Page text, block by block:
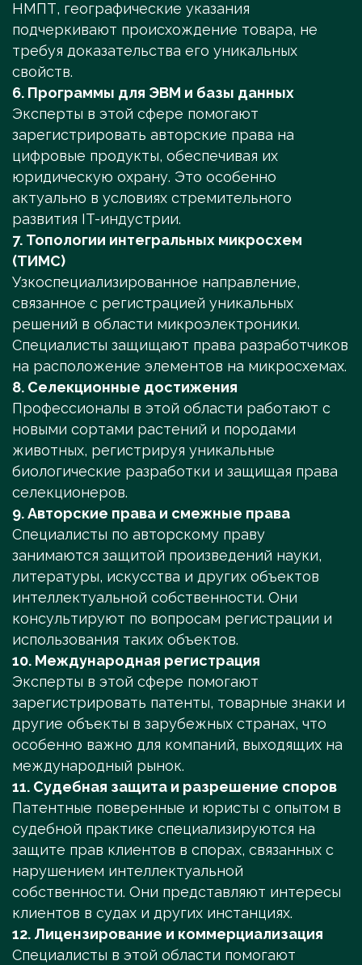
НМПТ, географические указания
подчеркивают происхождение товара, не
требуя доказательства его уникальных
свойств.
6. Программы для ЭВМ и базы данных
Эксперты в этой сфере помогают
зарегистрировать авторские права на
цифровые продукты, обеспечивая их
юридическую охрану. Это особенно
актуально в условиях стремительного
развития IT-индустрии.
7. Топологии интегральных микросхем
(ТИМС)
Узкоспециализированное направление,
связанное с регистрацией уникальных
решений в области микроэлектроники.
Специалисты защищают права разработчиков
на расположение элементов на микросхемах.
8. Селекционные достижения
Профессионалы в этой области работают с
новыми сортами растений и породами
животных, регистрируя уникальные
биологические разработки и защищая права
селекционеров.
9. Авторские права и смежные права
Специалисты по авторскому праву
занимаются защитой произведений науки,
литературы, искусства и других объектов
интеллектуальной собственности. Они
консультируют по вопросам регистрации и
использования таких объектов.
10. Международная регистрация
Эксперты в этой сфере помогают
зарегистрировать патенты, товарные знаки и
другие объекты в зарубежных странах, что
особенно важно для компаний, выходящих на
международный рынок.
11. Судебная защита и разрешение споров
Патентные поверенные и юристы с опытом в
судебной практике специализируются на
защите прав клиентов в спорах, связанных с
нарушением интеллектуальной
собственности. Они представляют интересы
клиентов в судах и других инстанциях.
12. Лицензирование и коммерциализация
Специалисты в этой области помогают